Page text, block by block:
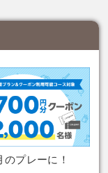
呈いたしま
ご利用可
となりま
呈いたしま
でご利用可
象となりま
呈いたしま
ご利用可
象となりま
呈いたしま
でご利用可
数×200ポ
呈いたしま
のプレーに！